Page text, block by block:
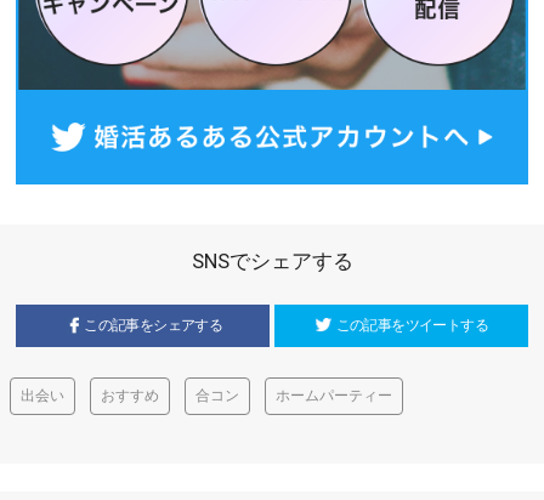
SNSでシェアする
この記事をシェアする この記事をツイートする
出会い おすすめ 合コン ホームパーティー